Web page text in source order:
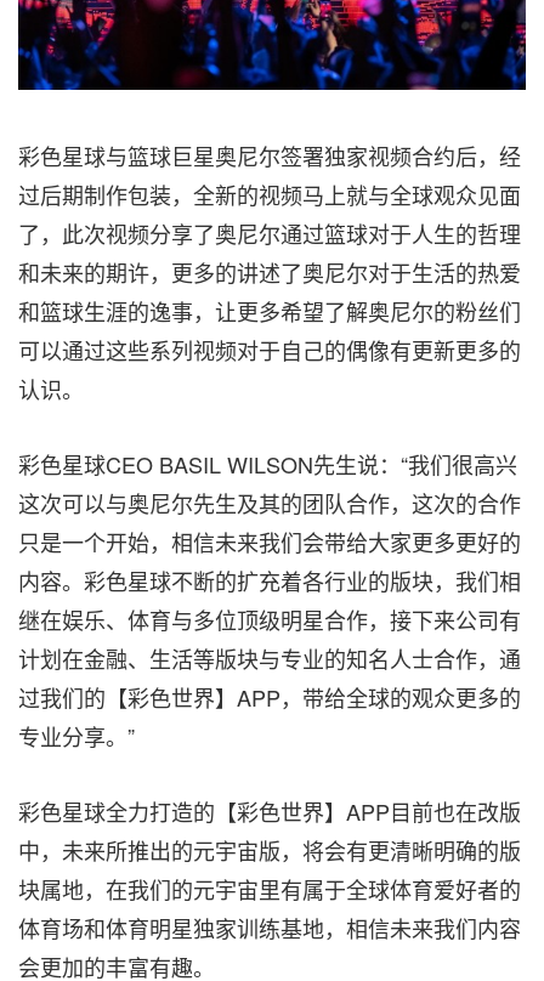
彩色星球与篮球巨星奥尼尔签署独家视频合约后，经
过后期制作包装，全新的视频马上就与全球观众见面
了，此次视频分享了奥尼尔通过篮球对于人生的哲理
和未来的期许，更多的讲述了奥尼尔对于生活的热爱
和篮球生涯的逸事，让更多希望了解奥尼尔的粉丝们
可以通过这些系列视频对于自己的偶像有更新更多的
认识。
彩色星球CEO BASIL WILSON先生说：“我们很高兴
这次可以与奥尼尔先生及其的团队合作，这次的合作
只是一个开始，相信未来我们会带给大家更多更好的
内容。彩色星球不断的扩充着各行业的版块，我们相
继在娱乐、体育与多位顶级明星合作，接下来公司有
计划在金融、生活等版块与专业的知名人士合作，通
过我们的【彩色世界】APP，带给全球的观众更多的
专业分享。”
彩色星球全力打造的【彩色世界】APP目前也在改版
中，未来所推出的元宇宙版，将会有更清晰明确的版
块属地，在我们的元宇宙里有属于全球体育爱好者的
体育场和体育明星独家训练基地，相信未来我们内容
会更加的丰富有趣。